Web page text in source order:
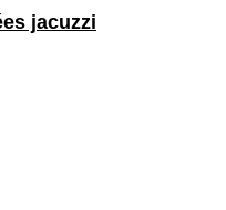
jacuzzi